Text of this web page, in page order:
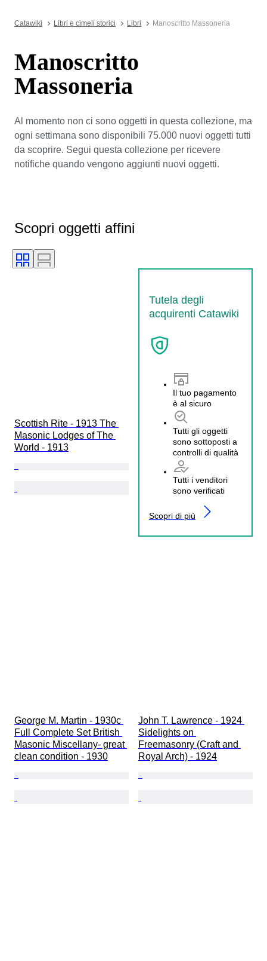
Catawiki Libri e cimeli storici Libri Manoscritto Massoneria
Manoscritto
Massoneria
Al momento non ci sono oggetti in questa collezione, ma
ogni settimana sono disponibili 75.000 nuovi oggetti tutti
da scoprire. Segui questa collezione per ricevere
notifiche quando vengono aggiunti nuovi oggetti.
Scopri oggetti affini
Tutela degli
acquirenti Catawiki
Il tuo pagamento
è al sicuro
Tutti gli oggetti
sono sottoposti a
controlli di qualità
Tutti i venditori
sono verificati
Scopri di più
Scottish Rite - 1913 The
Masonic Lodges of The
World - 1913
George M. Martin - 1930c
Full Complete Set British
Masonic Miscellany- great
clean condition - 1930
John T. Lawrence - 1924
Sidelights on
Freemasonry (Craft and
Royal Arch) - 1924